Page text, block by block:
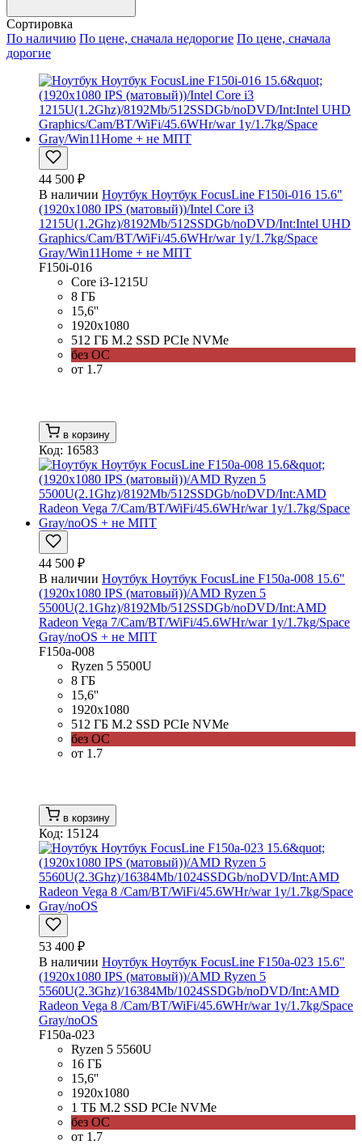
Сортировка
По наличию По цене, сначала недорогие По цене, сначала
дорогие
44 500 ₽
В наличии Ноутбук Ноутбук FocusLine F150i-016 15.6"
(1920x1080 IPS (матовый))/Intel Core i3
1215U(1.2Ghz)/8192Mb/512SSDGb/noDVD/Int:Intel UHD
Graphics/Cam/BT/WiFi/45.6WHr/war 1y/1.7kg/Space
Gray/Win11Home + не МПТ
F150i-016
Core i3-1215U
8 ГБ
15,6''
1920x1080
512 ГБ M.2 SSD PCIe NVMe
без ОС
от 1.7
в корзину
Код: 16583
44 500 ₽
В наличии Ноутбук Ноутбук FocusLine F150a-008 15.6"
(1920x1080 IPS (матовый))/AMD Ryzen 5
5500U(2.1Ghz)/8192Mb/512SSDGb/noDVD/Int:AMD
Radeon Vega 7/Cam/BT/WiFi/45.6WHr/war 1y/1.7kg/Space
Gray/noOS + не МПТ
F150a-008
Ryzen 5 5500U
8 ГБ
15,6''
1920x1080
512 ГБ M.2 SSD PCIe NVMe
без ОС
от 1.7
в корзину
Код: 15124
53 400 ₽
В наличии Ноутбук Ноутбук FocusLine F150a-023 15.6"
(1920x1080 IPS (матовый))/AMD Ryzen 5
5560U(2.3Ghz)/16384Mb/1024SSDGb/noDVD/Int:AMD
Radeon Vega 8 /Cam/BT/WiFi/45.6WHr/war 1y/1.7kg/Space
Gray/noOS
F150a-023
Ryzen 5 5560U
16 ГБ
15,6''
1920x1080
1 ТБ M.2 SSD PCIe NVMe
без ОС
от 1.7